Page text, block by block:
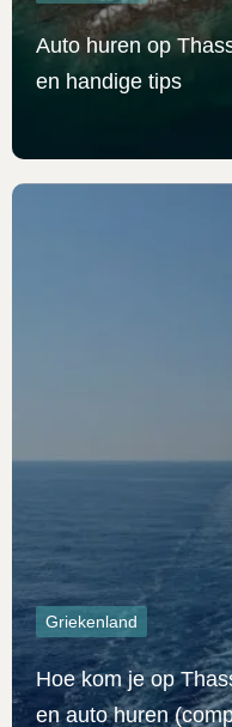
Auto huren op
en handige tips
Griekenland
Hoe kom je op
en auto huren